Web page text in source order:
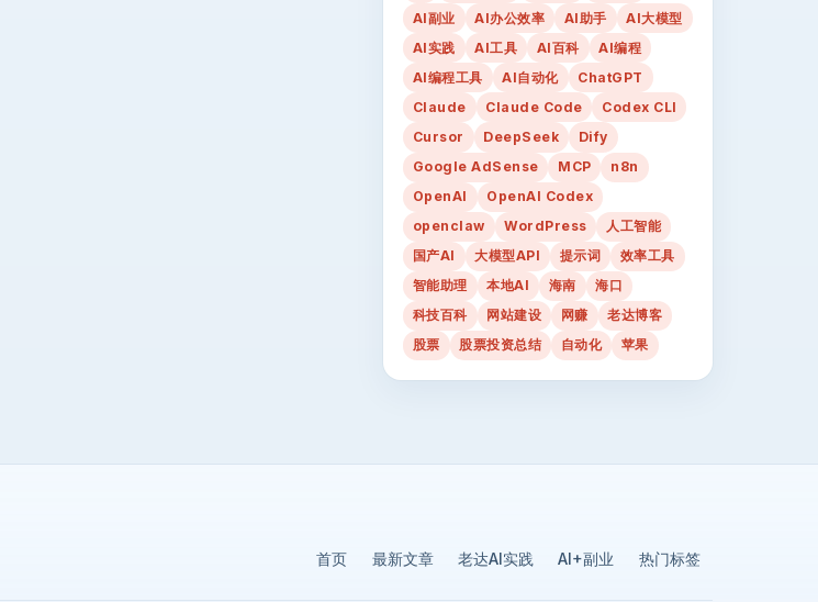
AI副业
AI办公效率 AI助手
AI大模型
AI实践
AI工具 AI百科
AI编程
AI编程工具
AI自动化
ChatGPT
Claude
Claude Code
Codex CLI
Cursor
DeepSeek
Dify
Google AdSense
MCP
n8n
OpenAI
OpenAI Codex
openclaw
WordPress
人工智能
国产AI
大模型API 提示词
效率工具
智能助理
本地AI 海南
海口
科技百科
网站建设 网赚
老达博客
股票
股票投资总结 自动化 苹果
首页 最新文章 老达AI实践 AI+副业 热门标签